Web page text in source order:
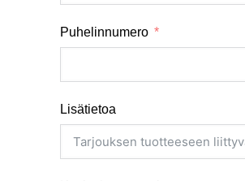
Puhelinnumero
Lisätietoa